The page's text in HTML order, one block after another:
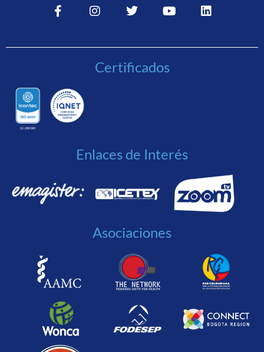
Certificados
Enlaces de Interés
Asociaciones